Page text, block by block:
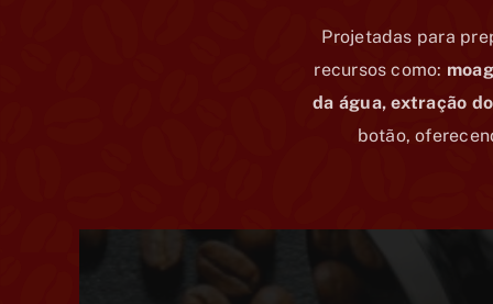
Projetadas para
recursos como:
da água, extração
botão,